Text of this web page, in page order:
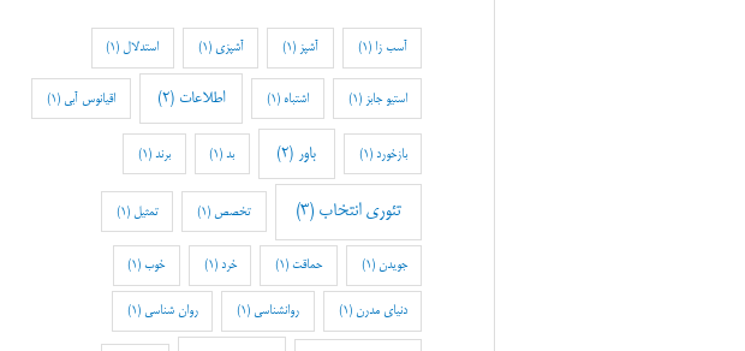
آسب زا (1) آشپز (1) آشپزی (1) استدلال (1)
استیو جابز (1) اشتباه (1) اطلاعات (2) اقیانوس آبی (1)
بازخورد (1) باور (2) بد(1) برند (1)
تئوری انتخاب (3) تخصص (1) تمثیل (1)
جویدن (1) حماقت(1) خرد (1) خوب(1)
دنیای مدرن (1) روانشناسی (1) روان شناسی (1)